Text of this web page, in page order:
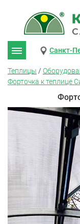
Санкт-
Теплицы /
Форточка к теплице